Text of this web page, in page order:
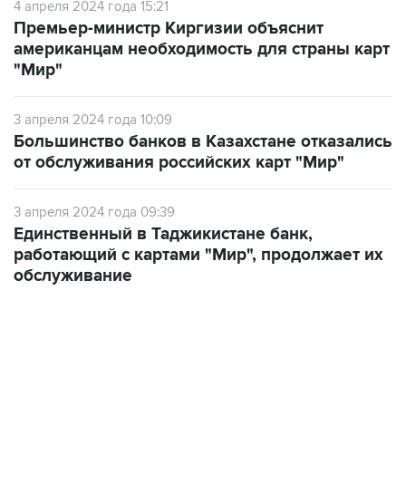
американцам необходимость для страны карт
"Мир"
3 апреля 2024 года 10:09
от обслуживания российских карт "Мир"
3 апреля 2024 года 09:39
работающий с картами "Мир", продолжает их
обслуживание